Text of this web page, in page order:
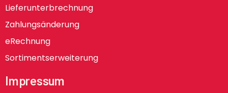
Lieferunterbrechnung
Zahlungsänderung
eRechnung
Sortimentserweiterung
Impressum